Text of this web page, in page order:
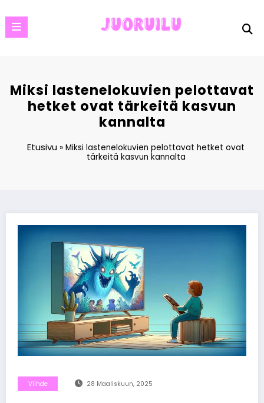
to
content
Miksi lastenelokuvien pelottavat
hetket ovat tärkeitä kasvun
kannalta
Etusivu »Miksi lastenelokuvien pelottavat hetket ovat
tärkeitä kasvun kannalta
Viihde 28 Maaliskuun, 2025